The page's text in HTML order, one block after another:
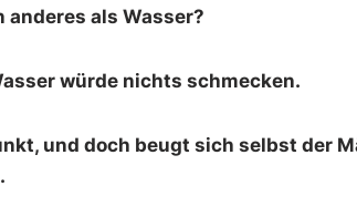
anderes als Wasser?
würde nichts schmecken.
und doch beugt sich selbst der